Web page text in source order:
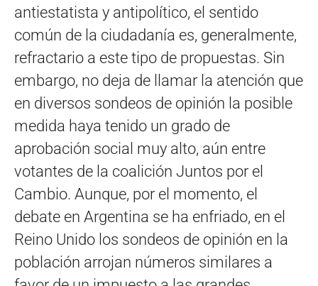
antiestatista y antipolítico, el sentido
común de la ciudadanía es, generalmente,
refractario a este tipo de propuestas. Sin
embargo, no deja de llamar la atención que
en diversos sondeos de opinión la posible
medida haya tenido un grado de
aprobación social muy alto, aún entre
votantes de la coalición Juntos por el
Cambio. Aunque, por el momento, el
debate en Argentina se ha enfriado, en el
Reino Unido los sondeos de opinión en la
población arrojan números similares a